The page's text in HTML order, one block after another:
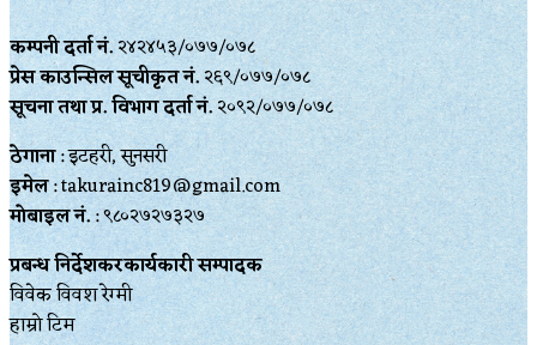
कम्पनी दर्ता नं.२४२४५३/०७७/०७८
प्रेस काउन्सिल सूचीकृत नं.२६९/०७७/०७८
सूचना तथा प्र‍. विभाग दर्ता नं.२०९२/०७७/०७८
ठेगाना: इटहरी, सुनसरी
इमेल: takurainc819@gmail.com
मोबाइल नं.: ९८०२७२७३२७
प्रबन्ध निर्देशकरकार्यकारी सम्पादक
विवेक विवश रेग्मी
हाम्रो टिम